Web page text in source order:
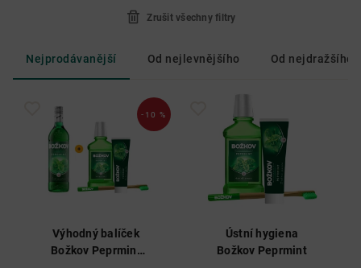
Zrušit všechny filtry
Nejprodávanější Od nejlevnějšího Od nejdražšího
-10 %
Výhodný balíček
Božkov Peprmint
Ústní hygiena
Božkov Peprmint